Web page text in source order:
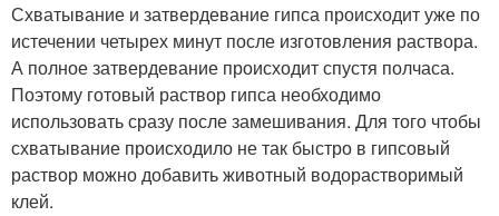
Схватывание и затвердевание гипса происходит уже по
истечении четырех минут после изготовления раствора.
А полное затвердевание происходит спустя полчаса.
Поэтому готовый раствор гипса необходимо
использовать сразу после замешивания. Для того чтобы
схватывание происходило не так быстро в гипсовый
раствор можно добавить животный водорастворимый
клей.